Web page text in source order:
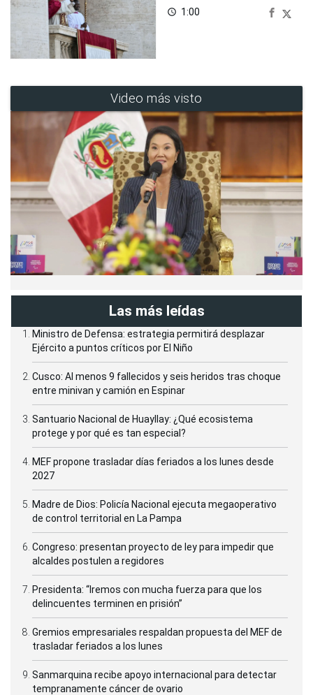
access_time 1:00
Video más visto
Las más leídas
Ministro de Defensa: estrategia permitirá desplazar
Ejército a puntos críticos por El Niño
Cusco: Al menos 9 fallecidos y seis heridos tras choque
entre minivan y camión en Espinar
Santuario Nacional de Huayllay: ¿Qué ecosistema
protege y por qué es tan especial?
MEF propone trasladar días feriados a los lunes desde
2027
Madre de Dios: Policía Nacional ejecuta megaoperativo
de control territorial en La Pampa
Congreso: presentan proyecto de ley para impedir que
alcaldes postulen a regidores
Presidenta: “Iremos con mucha fuerza para que los
delincuentes terminen en prisión”
Gremios empresariales respaldan propuesta del MEF de
trasladar feriados a los lunes
Sanmarquina recibe apoyo internacional para detectar
tempranamente cáncer de ovario